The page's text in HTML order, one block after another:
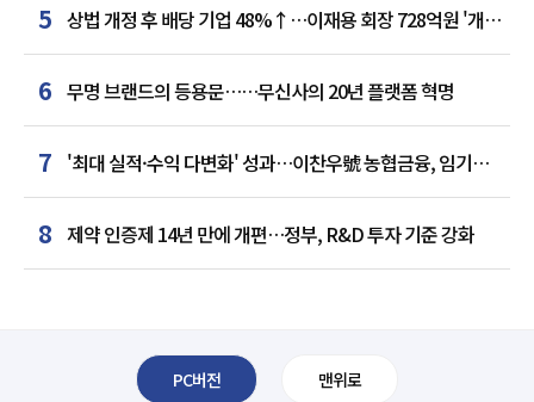
5 상법 개정 후 배당 기업 48%↑…이재용 회장 728억원 '개인
최다'
6 무명 브랜드의 등용문……무신사의 20년 플랫폼 혁명
7 '최대 실적·수익 다변화' 성과…이찬우號 농협금융, 임기
말년 성장 박차
8 제약 인증제 14년 만에 개편…정부, R&D 투자 기준 강화
PC버전 맨위로